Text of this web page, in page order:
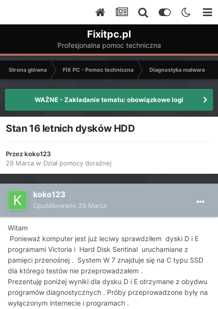
Fixitpc.pl
Profesjonalna pomoc techniczna
Strona główna FIX PC - Pomoc techniczna Diagnostyka malware -
WAŻNE - Zakładanie tematu: obowiązkowe logi
Stan 16 letnich dysków HDD
Przezkoko123
29 Marca w Dział pomocy doraźnej
koko123
Opublikowano 29 Marca
Witam
Ponieważ komputer jest już leciwy sprawdziłem dyski D i E
programami Victoria i Hard Disk Sentinal uruchamiane z
pamięci przenośnej . System W 7 znajduje się na C typu SSD
dla którego testów nie przeprowadzałem .
Prezentuję poniżej wyniki dla dysku D i E otrzymane z obydwu
programów diagnostycznych . Próby przeprowadzone były na
wyłączonym internecie i programach .